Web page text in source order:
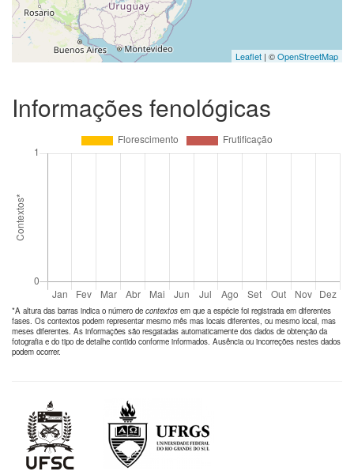
Leaflet | ©OpenStreetMap
Informações fenológicas
*A altura das barras indica o número de contextos em que a espécie foi registrada em diferentes
fases. Os contextos podem representar mesmo mês mas locais diferentes, ou mesmo local, mas
meses diferentes. As informações são resgatadas automaticamente dos dados de obtenção da
fotografia e do tipo de detalhe contido conforme informados. Ausência ou incorreções nestes dados
podem ocorrer.